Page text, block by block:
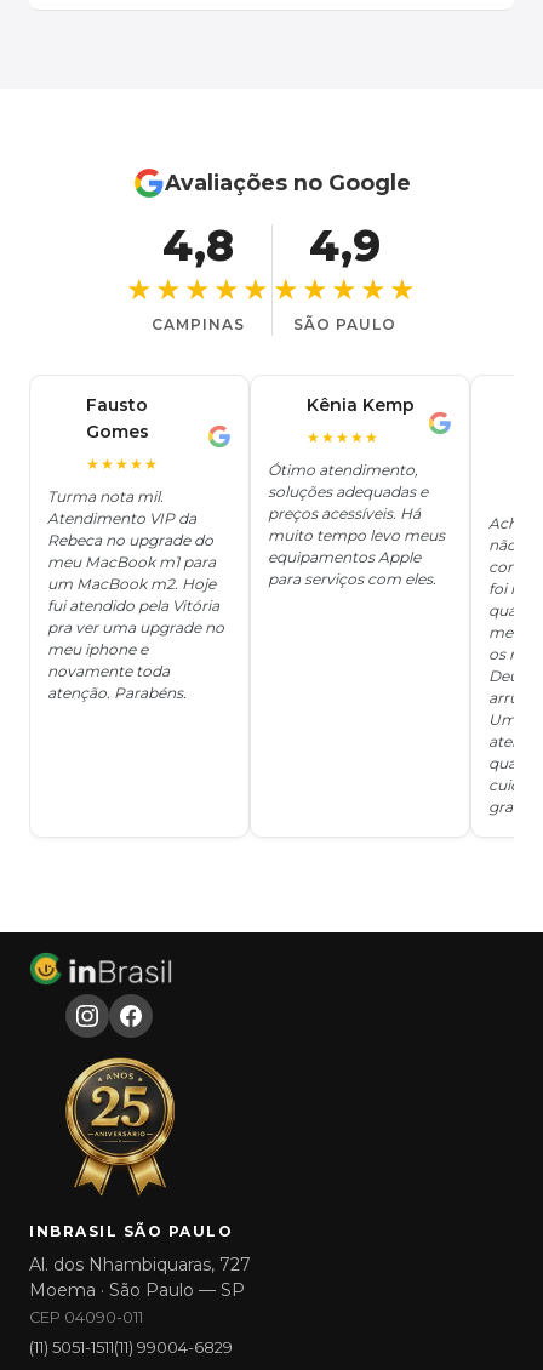
Avaliações no Google
4,8
★★★★★
CAMPINAS
4,9
★★★★★
SÃO PAULO
Fausto
Gomes
★★★★★
Turma nota mil.
Atendimento VIP da
Rebeca no upgrade do
meu MacBook m1 para
um MacBook m2. Hoje
fui atendido pela Vitória
pra ver uma upgrade no
meu iphone e
novamente toda
atenção. Parabéns.
Kênia Kemp
★★★★★
Ótimo atendimento,
soluções adequadas e
preços acessíveis. Há
muito tempo levo meus
equipamentos Apple
para serviços com eles.
Achei
não
foi
me
os
Deus,
Um
grata!!!
INBRASIL SÃO PAULO
Al. dos Nhambiquaras, 727
Moema · São Paulo — SP
CEP 04090-011
(11) 5051-1511(11) 99004-6829